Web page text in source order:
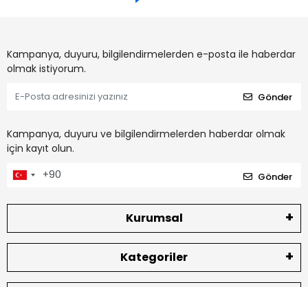
Kampanya, duyuru, bilgilendirmelerden e-posta ile haberdar
olmak istiyorum.
Gönder
Kampanya, duyuru ve bilgilendirmelerden haberdar olmak
için kayıt olun.
Gönder
Kurumsal
Kategoriler